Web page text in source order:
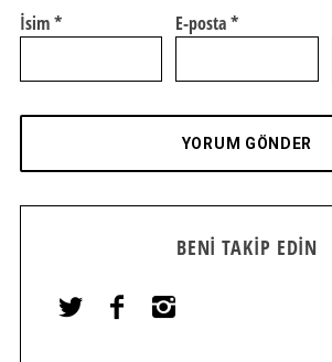
İsim* E-posta*
BENI TAKIP EDIN